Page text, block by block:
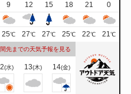
9 12 15 18 21
0
25℃ 27℃ 27℃ 25℃ 22℃ 21℃
先までの天気予報を見る
(水) 13(木) 14(金)